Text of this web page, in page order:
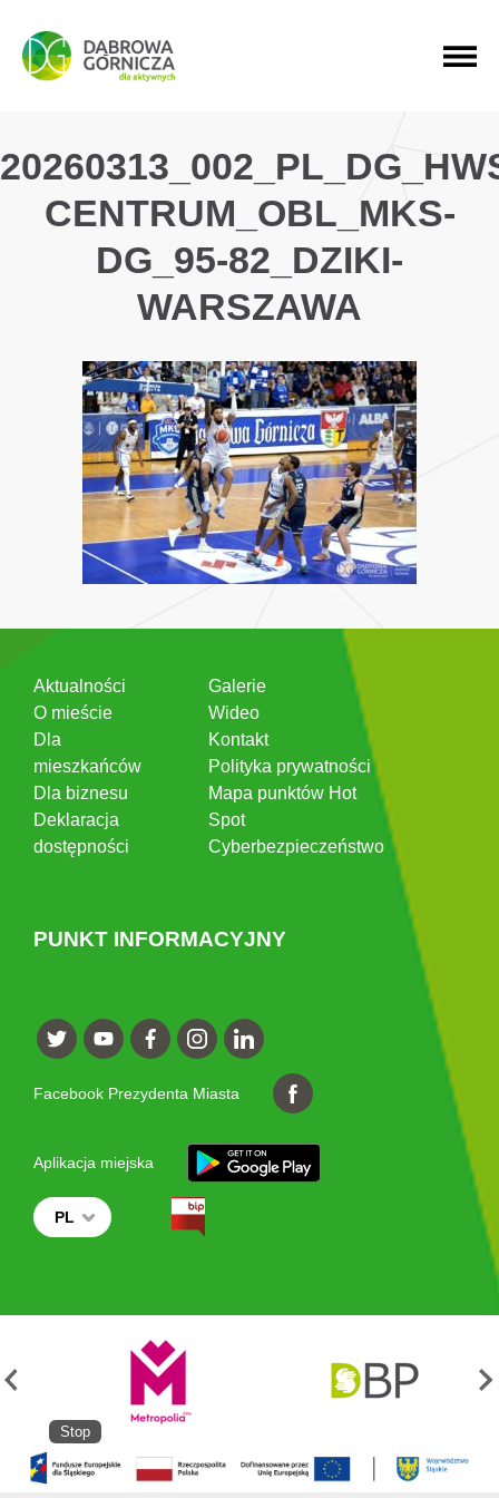
PRZEJDŹ DO MENU GŁÓWNEGO
PRZEJDŹ DO WYSZUKIWARKI
PRZEJDŹ DO TREŚCI
CENTRUM_OBL_MKS-
DG_95-82_DZIKI-
WARSZAWA
Aktualności
O mieście
Dla
mieszkańców
Dla biznesu
Deklaracja
dostępności
Galerie
Wideo
Kontakt
Polityka prywatności
Mapa punktów Hot
Spot
Cyberbezpieczeństwo
PUNKT INFORMACYJNY
Facebook Prezydenta Miasta
Aplikacja miejska
PL
Stop